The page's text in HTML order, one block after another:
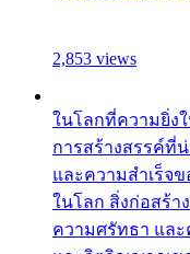
2,853 views
ในโลกที่ความยิ่ง
การสร้างสรรค์ที่
และความสำเร็จ
ในโลก สิ่งก่อสร้า
ความศรัทธา แล